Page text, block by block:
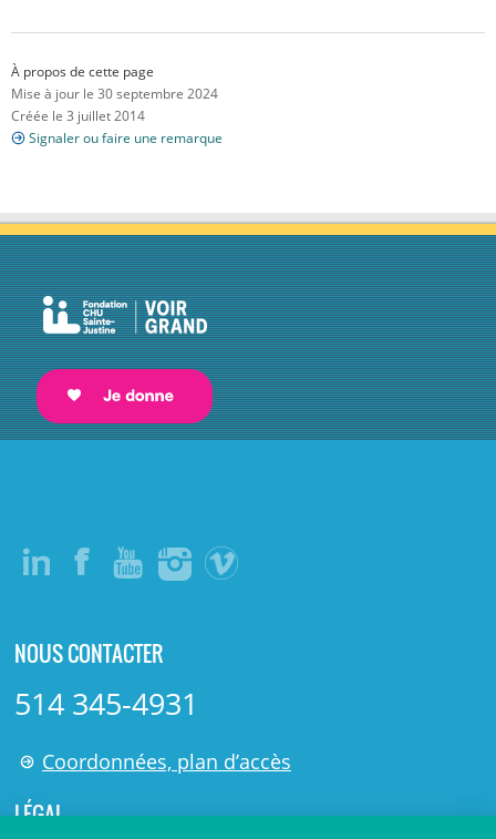
À propos de cette page
Mise à jour le 30 septembre 2024
Créée le 3 juillet 2014
Signaler ou faire une remarque
NOUS CONTACTER
514 345-4931
Coordonnées, plan d’accès
LÉGAL